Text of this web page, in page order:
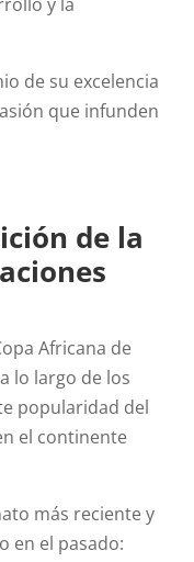
de su excelencia
que infunden
de la
Africana de
lo largo de los
popularidad del
el continente
más reciente y
en el pasado: